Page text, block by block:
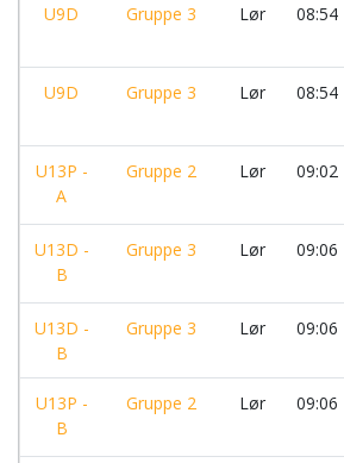
U9D Gruppe 3 Lør 08:54
U9D Gruppe 3 Lør 08:54
U13P -
A
Gruppe 2 Lør 09:02
U13D -
B
Gruppe 3 Lør 09:06
U13D -
B
Gruppe 3 Lør 09:06
U13P -
B
Gruppe 2 Lør 09:06